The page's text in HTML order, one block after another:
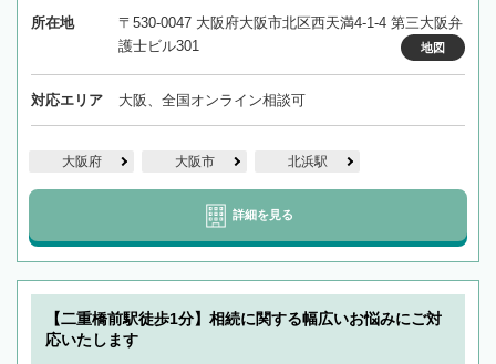
所在地
〒530-0047 大阪府大阪市北区西天満4-1-4 第三大阪弁
護士ビル301
地図
対応エリア 大阪、全国オンライン相談可
大阪府 大阪市 北浜駅
詳細を見る
【二重橋前駅徒歩1分】相続に関する幅広いお悩みにご対
応いたします